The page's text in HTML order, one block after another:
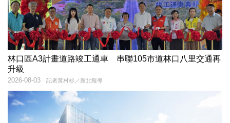
林口區A3計畫道路竣工通車 串聯105市道林口八里交通再
升級
記者黃村杉／新北報導
2026-08-03